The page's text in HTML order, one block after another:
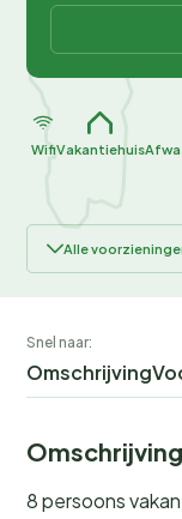
WifiVakantiehuis
Alle
Snel naar:
Omschrijving
Omschrijving
8 persoons